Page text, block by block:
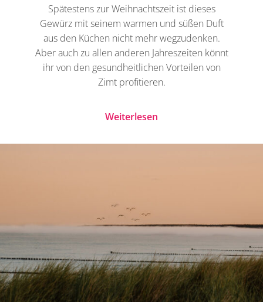
Spätestens zur Weihnachtszeit ist dieses
Gewürz mit seinem warmen und süßen Duft
aus den Küchen nicht mehr wegzudenken.
Aber auch zu allen anderen Jahreszeiten könnt
ihr von den gesundheitlichen Vorteilen von
Zimt profitieren.
Weiterlesen